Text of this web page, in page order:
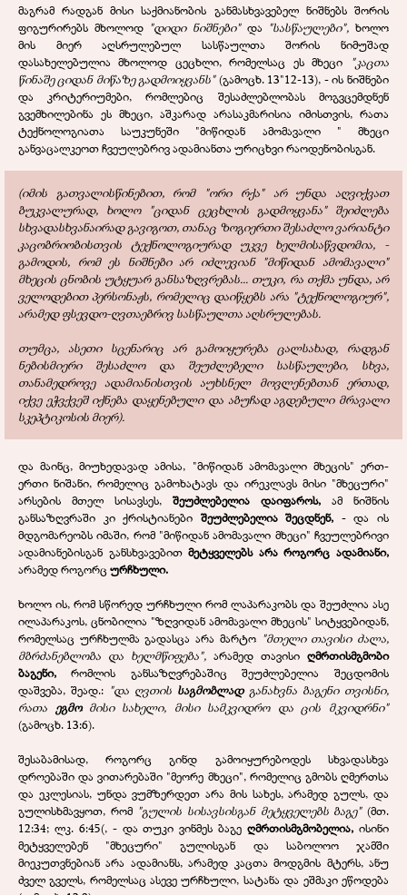
მაგრამ რადგან მისი საქმიანობის განმასხვავებელ ნიშნებს შორის
ფიგურირებს მხოლოდ "დიდი ნიშნები" და "სასწაულები", ხოლო
მის მიერ აღსრულებულ სასწაულთა შორის ნიმუშად
დასახელებულია მხოლოდ ცეცხლი, რომელსაც ეს მხეცი
"კაცთა
წინაშე ციდან მიწაზე გადმოიყვანს"(გამოცხ. 13"12-13), - ის ნიშნები
და კრიტერიუმები, რომლებიც შესაძლებლობას მოგვცემდნენ
გვემხილებინა ეს მხეცი, აშკარად არასაკმარისია იმისთვის, რათა
ტექნოლოგიათა საუკუნეში "მიწიდან ამომავალი " მხეცი
განვაცალკეოთ ჩვეულებრივ ადამიანთა ურიცხვი რაოდენობისგან.
(იმის გათვალისწინებით, რომ "ორი რქა" არ უნდა აღვიქვათ
ბუკვალურად, ხოლო "ციდან ცეცხლის გადმოყვანა" შეიძლება
სხვადასხვანაირად გავიგოთ, თანაც ზოგიერთი შესაძლო ვარიანტი
კაცობრიობისთვის ტექნოლოგიურად უკვე ხელმისაწვდომია, -
გამოდის, რომ ეს ნიშნები არ იძლევიან "მიწიდან ამომავალი"
მხეცის ცნობის უტყუარ განსაზღვრებას... თუკი, რა თქმა უნდა, არ
ველოდებით პერსონაჟს, რომელიც დაიწყებს არა "ტექნოლოგიურ",
არამედ ფსევდო-ღვთაებრივ სასწაულთა აღსრულებას.
თუმცა, ასეთი სცენარიც არ გამოიყურება ცალსახად, რადგან
ნებისმიერი შესაძლო და შეუძლებელი სასწაულები, სხვა,
თანამედროვე ადამიანისთვის აუხსნელ მოვლენებთან ერთად,
იქვე ეჭვქვეშ იქნება დაყენებული და აბუჩად აგდებული მრავალი
სკეპტიკოსის მიერ).
და მაინც, მიუხედავად ამისა, "მიწიდან ამომავალი მხეცის" ერთ-
ერთი ნიშანი, რომელიც გამოხატავს და ირეკლავს მისი "მხეცური"
არსების მთელ სისავსეს, შეუძლებელია დაიფაროს, ამ ნიშნის
განსაზღვრაში კი ქრისტიანები შეუძლებელია შეცდნენ, - და ის
მდგომარეობს იმაში, რომ "მიწიდან ამომავალი მხეცი" ჩვეულებრივი
ადამიანებისგან განსხვავებითმეტყველებს არა როგორც ადამიანი,
არამედ როგორცურჩხული.
ხოლო ის, რომ სწორედ ურჩხული რომ ლაპარაკობს და შეუძლია ასე
ილაპარაკოს, ცნობილია "ზღვიდან ამომავალი მხეცის" სიტყვებიდან,
რომელსაც ურჩხულმა გადასცა არა მარტო "მთელი თავისი ძალა,
მბრძანებლობა და ხელმწიფება", არამედ თავისი ღმრთისმგმობი
ბაგენი,რომლის განსაზღვრებაშიც შეუძლებელია შეცდომის
დაშვება, შეად.: "და ღვთის საგმობლადგანახვნა ბაგენი თვისნი,
რათა ეგმომისი სახელი, მისი სამკვიდრო და ცის მკვიდრნი"
(გამოცხ. 13:6).
შესაბამისად, როგორც გინდ გამოიყურებოდეს სხვადასხვა
დროებაში და ვითარებაში "მეორე მხეცი", რომელიც გმობს ღმერთსა
და ეკლესიას, უნდა ვუმზერდეთ არა მის სახეს, არამედ გულს, და
გულისხმავყოთ, რომ "გულის სისავსისგან მეტყველებს ბაგე" (მთ.
12:34; ლკ. 6:45(, - და თუკი ვინმეს ბაგეღმრთისმგმობელია, ისინი
მეტყველებენ "მხეცური" გულისგან და საბოლოო ჯამში
მიეკუთვნებიან არა ადამიანს, არამედ კაცთა მოდგმის მტერს, ანუ
ძველ გველს, რომელსაც ასევე ურჩხული, სატანა და ეშმაკი ეწოდება